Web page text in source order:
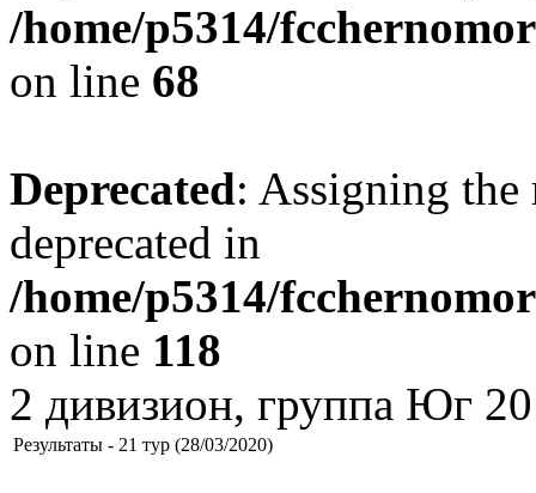
/home/p5314/
on line 68
Deprecated: Assigning the
deprecated in
/home/p5314/
on line 118
2 дивизион, группа Юг
Результаты - 21 тур (28/03/2020)